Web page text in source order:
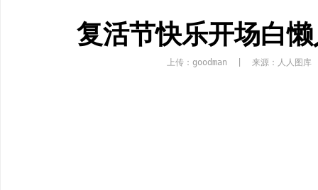
复活节快乐开场白
上传：goodman | 来源：人人